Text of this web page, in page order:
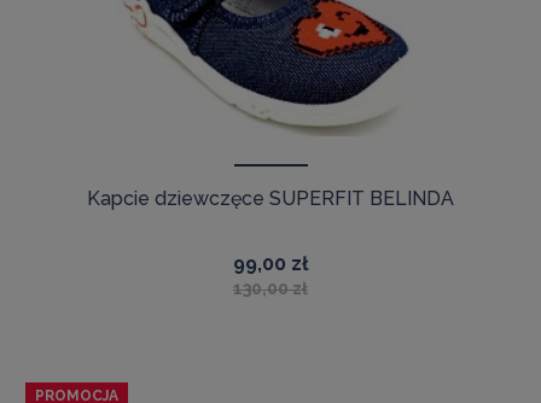
Kapcie dziewczęce SUPERFIT BELINDA
99,00 zł
130,00 zł
PROMOCJA